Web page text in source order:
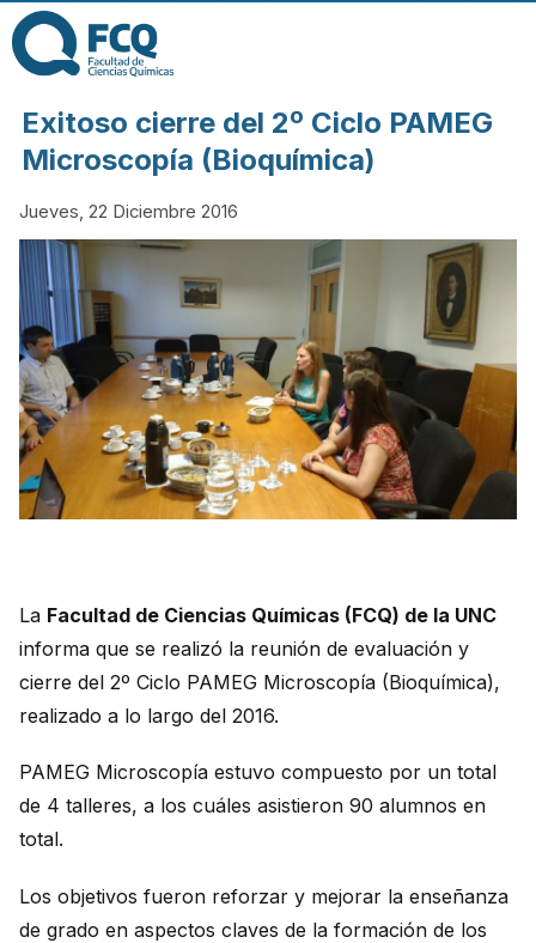
FACULTAD DE
CIENCIAS
QUÍMICAS DE
LA
UNIVERSIDAD
NACIONAL DE
CÓRDOBA
Exitoso cierre del 2º Ciclo PAMEG
Microscopía (Bioquímica)
Jueves, 22 Diciembre 2016
La Facultad de Ciencias Químicas (FCQ) de la UNC
informa que se realizó la reunión de evaluación y
cierre del 2º Ciclo PAMEG Microscopía (Bioquímica),
realizado a lo largo del 2016.
PAMEG Microscopía estuvo compuesto por un total
de 4 talleres, a los cuáles asistieron 90 alumnos en
total.
Los objetivos fueron reforzar y mejorar la enseñanza
de grado en aspectos claves de la formación de los